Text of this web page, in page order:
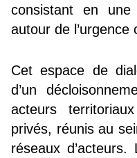
consistant en une
autour de l’urgence
Cet espace de
d’un
acteurs
privés, réunis au
réseaux d’acteurs.